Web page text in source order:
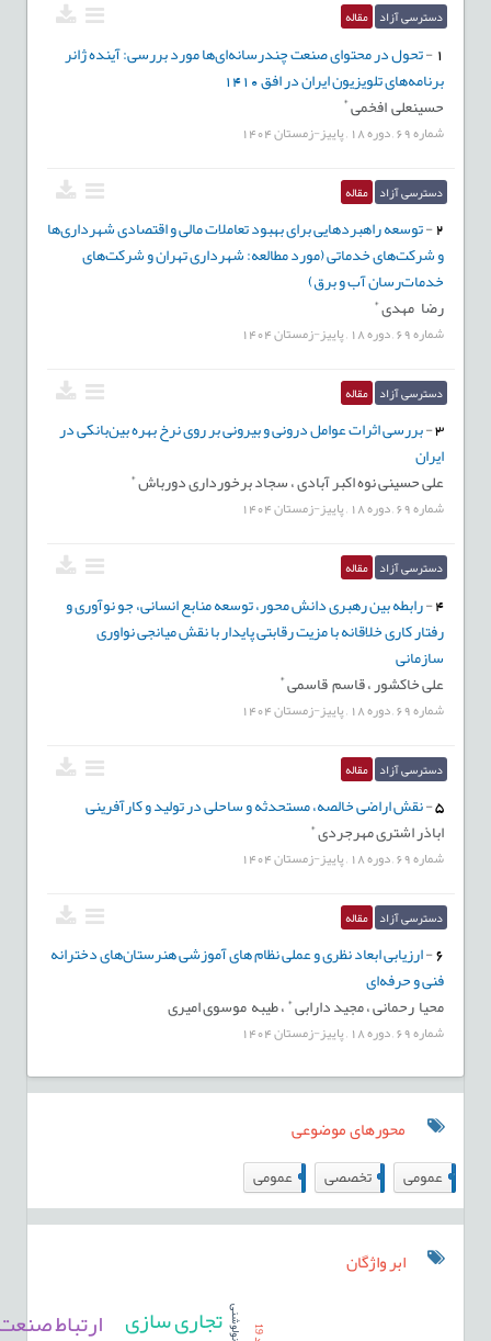
دسترسی آزاد مقاله
-تحول در محتوای صنعت چندرسانه‌ای‌ها مورد بررسی: آینده‌ ژانر
برنامه‌های تلویزیون ایران در افق 1410
حسینعلی افخمی
شماره69
,دوره18 پاییز-زمستان1404
دسترسی آزاد مقاله
2
-توسعه راهبردهایی برای بهبود تعاملات مالی و اقتصادی شهرداری‌ها
و شرکت‌های خدماتی (مورد مطالعه: شهرداری تهران و شرکت‌های
خدمات‌رسان آب و برق)
رضا مهدی
شماره69
,دوره18 پاییز-زمستان1404
دسترسی آزاد مقاله
3
-بررسی اثرات عوامل درونی و بیرونی بر روی نرخ بهره بین‌بانکی در
ایران
علی حسینی نوه اکبر آبادی ،سجاد برخورداری دورباش
شماره69
,دوره18 پاییز-زمستان1404
دسترسی آزاد مقاله
4
-رابطه بین رهبری دانش محور، توسعه منابع انسانی، جو نوآوری و
رفتار کاری خلاقانه با مزیت رقابتی پایدار با نقش میانجی نواوری
سازمانی
علی خاکشور ، قاسم قاسمی
شماره69
,دوره18 پاییز-زمستان1404
دسترسی آزاد مقاله
5
-نقش اراضی خالصه، مستحدثه و ساحلی در تولید و کارآفرینی
اباذر اشتری مهرجردی
شماره69
,دوره18 پاییز-زمستان1404
دسترسی آزاد مقاله
6
-ارزیابی ابعاد نظری و عملی نظام های آموزشی هنرستان‌های دخترانه
فنی و حرفه‌ای
محیا رحمانی ،مجید دارابی ،طیبه موسوی امیری
شماره69
,دوره18 پاییز-زمستان1404
محورهای موضوعی
عمومى97 تخصصی162 عمومى 2
ابر واژگان
ارتباط
تجاری سازی ک
و
و
ی
1 کانولوشنی